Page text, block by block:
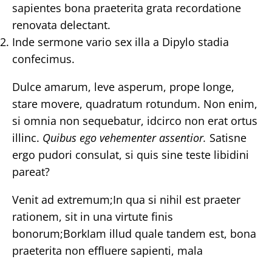
sapientes bona praeterita grata recordatione
renovata delectant.
Inde sermone vario sex illa a Dipylo stadia
confecimus.
Dulce amarum, leve asperum, prope longe,
stare movere, quadratum rotundum. Non enim,
si omnia non sequebatur, idcirco non erat ortus
illinc. Quibus ego vehementer assentior. Satisne
ergo pudori consulat, si quis sine teste libidini
pareat?
Venit ad extremum;In qua si nihil est praeter
rationem, sit in una virtute finis
bonorum;BorkIam illud quale tandem est, bona
praeterita non effluere sapienti, mala